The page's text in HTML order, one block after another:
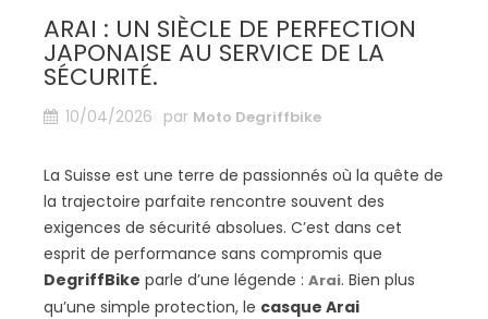
ARAI : UN SIÈCLE DE PERFECTION
JAPONAISE AU SERVICE DE LA
SÉCURITÉ.
10/04/2026 par Moto Degriffbike
La Suisse est une terre de passionnés où la quête de
la trajectoire parfaite rencontre souvent des
exigences de sécurité absolues. C’est dans cet
esprit de performance sans compromis que
DegriffBike parle d’une légende : Arai. Bien plus
qu’une simple protection, le casque Arai